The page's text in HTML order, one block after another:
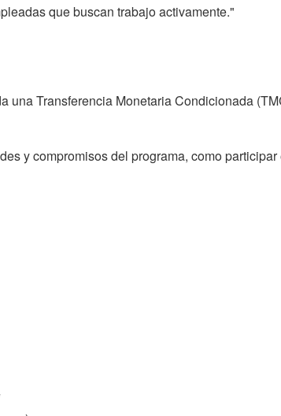
que buscan trabajo activamente."
Transferencia Monetaria Condicionada
y compromisos del programa, como